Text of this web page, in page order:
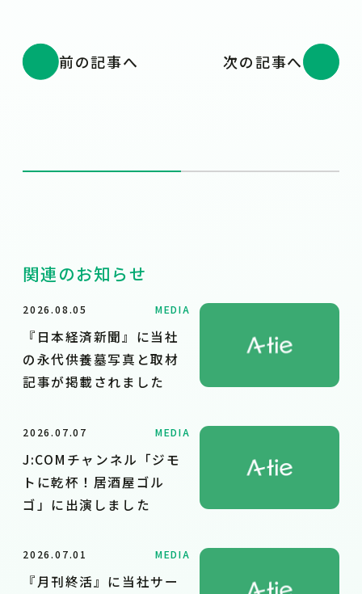
前の記事へ 次の記事へ
関連のお知らせ
2026.08.05 MEDIA
『日本経済新聞』に当社
の永代供養墓写真と取材
記事が掲載されました
2026.07.07 MEDIA
J:COMチャンネル「ジモ
トに乾杯！居酒屋ゴル
ゴ」に出演しました
2026.07.01 MEDIA
『月刊終活』に当社サー